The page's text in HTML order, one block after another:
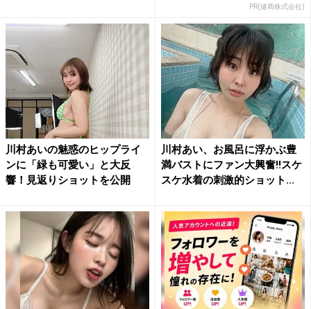
PR(健商株式会社)
川村あいの魅惑のヒップライ
ンに「緑も可愛い」と大反
響！見返りショットを公開
川村あい、お風呂に浮かぶ豊
満バストにファン大興奮!!スケ
スケ水着の刺激的ショット...